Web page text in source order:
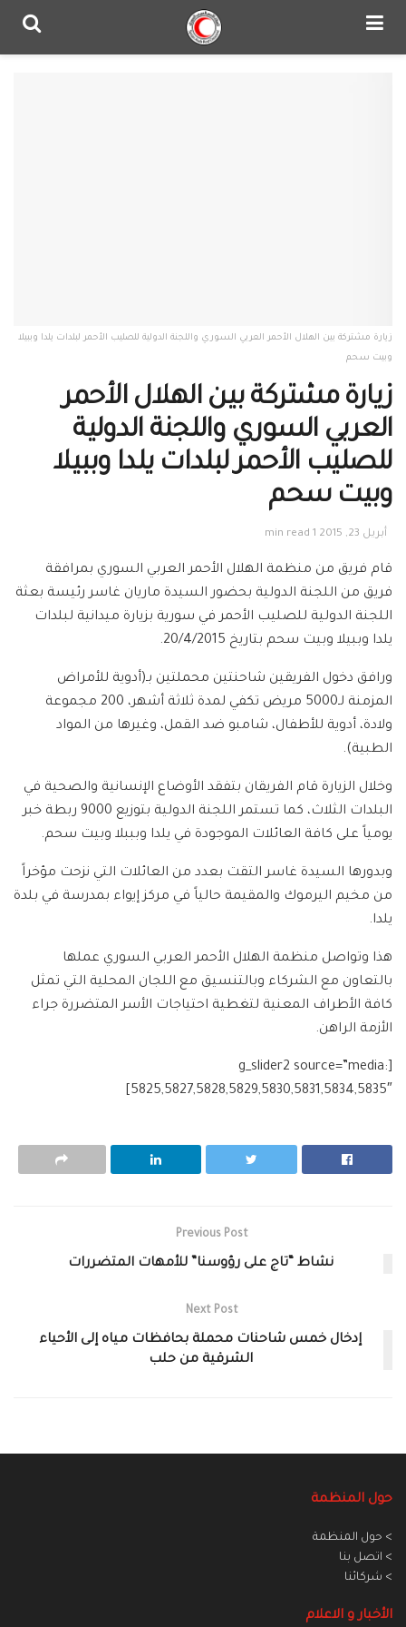
زيارة مشتركة بين الهلال الأحمر العربي السوري واللجنة الدولية للصليب الأحمر لبلدات يلدا وببيلا
وبيت سحم
زيارة مشتركة بين الهلال الأحمر
العربي السوري واللجنة الدولية
للصليب الأحمر لبلدات يلدا وببيلا
وبيت سحم
أبريل 23, 2015 1 min read
قام فريق من منظمة الهلال الأحمر العربي السوري بمرافقة
فريق من اللجنة الدولية بحضور السيدة ماريان غاسر رئيسة بعثة
اللجنة الدولية للصليب الأحمر في سورية بزيارة ميدانية لبلدات
يلدا وببيلا وبيت سحم بتاريخ 20/4/2015.
ورافق دخول الفريقين شاحنتين محملتين بـ(أدوية للأمراض
المزمنة لـ5000 مريض تكفي لمدة ثلاثة أشهر، 200 مجموعة
ولادة، أدوية للأطفال، شامبو ضد القمل، وغيرها من المواد
الطبية).
وخلال الزيارة قام الفريقان بتفقد الأوضاع الإنسانية والصحية في
البلدات الثلاث، كما تستمر اللجنة الدولية بتوزيع 9000 ربطة خبر
يومياً على كافة العائلات الموجودة في يلدا وبببلا وبيت سحم.
وبدورها السيدة غاسر التقت بعدد من العائلات التي نزحت مؤخراً
من مخيم اليرموك والمقيمة حالياً في مركز إيواء بمدرسة في بلدة
يلدا.
هذا وتواصل منظمة الهلال الأحمر العربي السوري عملها
بالتعاون مع الشركاء وبالتنسيق مع اللجان المحلية التي تمثل
كافة الأطراف المعنية لتغطية احتياجات الأسر المتضررة جراء
الأزمة الراهن.
[g_slider2 source=”media:
5825,5827,5828,5829,5830,5831,5834,5835″]
Previous Post
نشاط “تاج على رؤوسنا” للأمهات المتضررات
Next Post
إدخال خمس شاحنات محملة بحافظات مياه إلى الأحياء
الشرقية من حلب
حول المنظمة
> حول المنظمة
> اتصل بنا
> شركائنا
الأخبار و الاعلام